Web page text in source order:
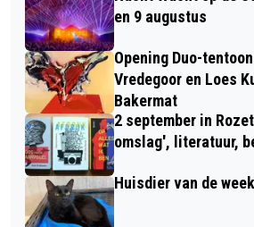
TEVREDEN TERUG OP
en 9 augustus
Opening Duo-
Vredegoor en Loes
Bakermat
2 september in
omslag', literatuur,
Huisdier van de